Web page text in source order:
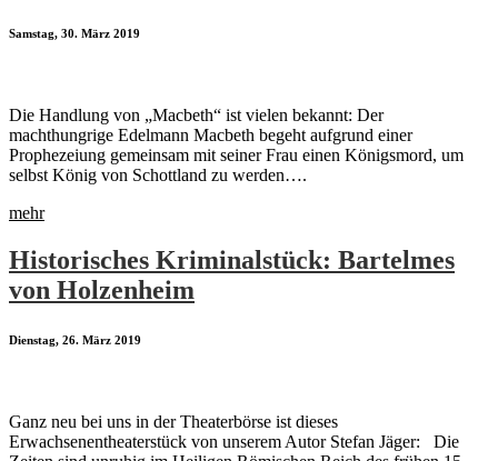
Samstag, 30. März 2019
Die Handlung von „Macbeth“ ist vielen bekannt: Der
machthungrige Edelmann Macbeth begeht aufgrund einer
Prophezeiung gemeinsam mit seiner Frau einen Königsmord, um
selbst König von Schottland zu werden….
mehr
Historisches Kriminalstück: Bartelmes
von Holzenheim
Dienstag, 26. März 2019
Ganz neu bei uns in der Theaterbörse ist dieses
Erwachsenentheaterstück von unserem Autor Stefan Jäger: Die